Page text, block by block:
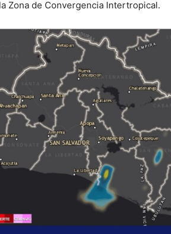
Zona de Convergencia Intertropical.